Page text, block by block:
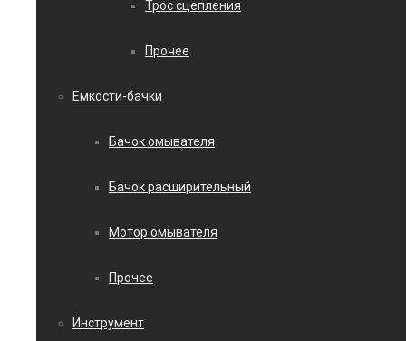
Трос сцепления
Прочее
Емкости-бачки
Бачок омывателя
Бачок расширительный
Мотор омывателя
Прочее
Инструмент